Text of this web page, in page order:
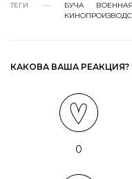
ТЕГИ БУЧА
КАКОВА ВАША РЕАКЦИЯ?
0